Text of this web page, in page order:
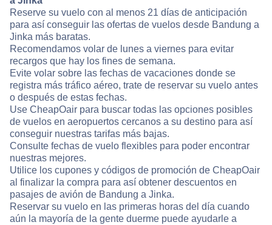
Reserve su vuelo con al menos 21 días de anticipación
para así conseguir las ofertas de vuelos desde Bandung a
Jinka más baratas.
Recomendamos volar de lunes a viernes para evitar
recargos que hay los fines de semana.
Evite volar sobre las fechas de vacaciones donde se
registra más tráfico aéreo, trate de reservar su vuelo antes
o después de estas fechas.
Use CheapOair para buscar todas las opciones posibles
de vuelos en aeropuertos cercanos a su destino para así
conseguir nuestras tarifas más bajas.
Consulte fechas de vuelo flexibles para poder encontrar
nuestras mejores.
Utilice los cupones y códigos de promoción de CheapOair
al finalizar la compra para así obtener descuentos en
pasajes de avión de Bandung a Jinka.
Reservar su vuelo en las primeras horas del día cuando
aún la mayoría de la gente duerme puede ayudarle a